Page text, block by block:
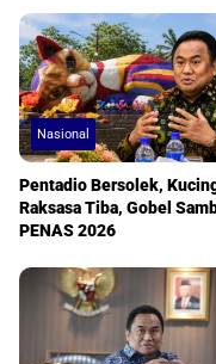
Nasional
Pentadio Bersolek,
Raksasa Tiba, Gobel
PENAS 2026